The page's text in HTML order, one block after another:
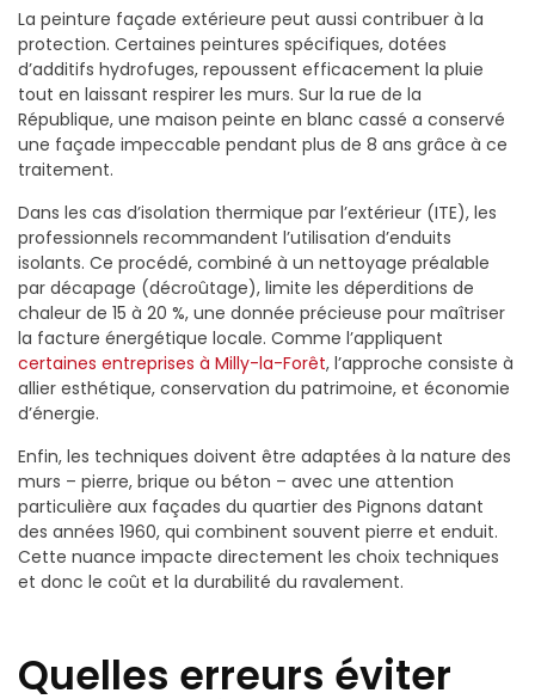
La peinture façade extérieure peut aussi contribuer à la
protection. Certaines peintures spécifiques, dotées
d’additifs hydrofuges, repoussent efficacement la pluie
tout en laissant respirer les murs. Sur la rue de la
République, une maison peinte en blanc cassé a conservé
une façade impeccable pendant plus de 8 ans grâce à ce
traitement.
Dans les cas d’isolation thermique par l’extérieur (ITE), les
professionnels recommandent l’utilisation d’enduits
isolants. Ce procédé, combiné à un nettoyage préalable
par décapage (décroûtage), limite les déperditions de
chaleur de 15 à 20 %, une donnée précieuse pour maîtriser
la facture énergétique locale. Comme l’appliquent
certaines entreprises à Milly-la-Forêt, l’approche consiste à
allier esthétique, conservation du patrimoine, et économie
d’énergie.
Enfin, les techniques doivent être adaptées à la nature des
murs – pierre, brique ou béton – avec une attention
particulière aux façades du quartier des Pignons datant
des années 1960, qui combinent souvent pierre et enduit.
Cette nuance impacte directement les choix techniques
et donc le coût et la durabilité du ravalement.
Quelles erreurs éviter